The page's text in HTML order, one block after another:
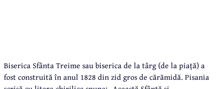
Biserica Sfânta Treime sau biserica de la târg (de la piață) a
fost construită în anul 1828 din zid gros de cărămidă. Pisania